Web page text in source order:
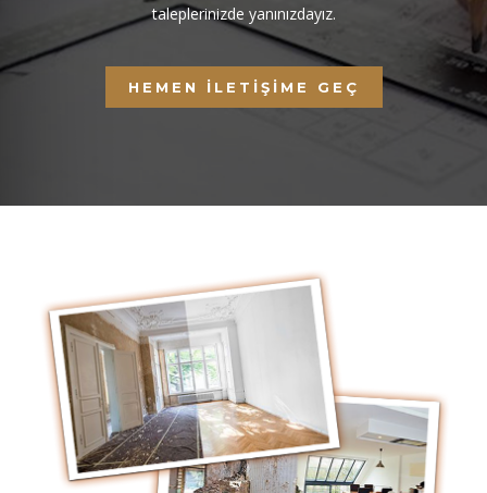
taleplerinizde yanınızdayız.
HEMEN İLETIŞIME GEÇ